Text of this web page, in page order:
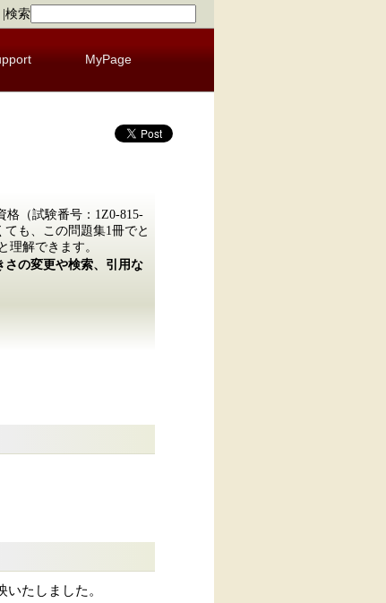
検索
MyPage
格（試験番号：1Z0-815-
も、この問題集1冊でと
理解できます。
さの変更や検索、引用な
たしました。